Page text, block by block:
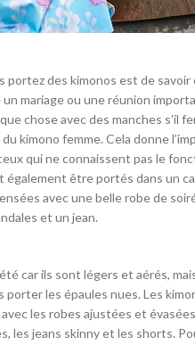
portez des kimonos est de
mariage ou une réunion
chose avec des manches s’il
kimono femme. Cela donne
qui ne connaissent pas le
être portés dans un
avec une belle robe de
et un jean.
car ils sont légers et aérés,
porter les épaules nues. Les
les robes ajustées et
les jeans skinny et les shorts.